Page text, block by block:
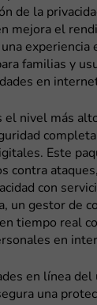
de la
mejora el
experiencia
familias y
en
el nivel más
Este
contra
con
un gestor de
tiempo real
en
en línea del
una